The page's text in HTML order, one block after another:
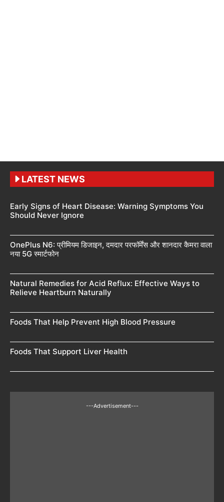
LATEST NEWS
Early Signs of Heart Disease: Warning Symptoms You
Should Never Ignore
OnePlus N6: प्रीमियम डिजाइन, दमदार परफॉर्मेंस और शानदार कैमरा वाला
नया 5G स्मार्टफोन
Natural Remedies for Acid Reflux: Effective Ways to
Relieve Heartburn Naturally
Foods That Help Prevent High Blood Pressure
Foods That Support Liver Health
---Advertisement---